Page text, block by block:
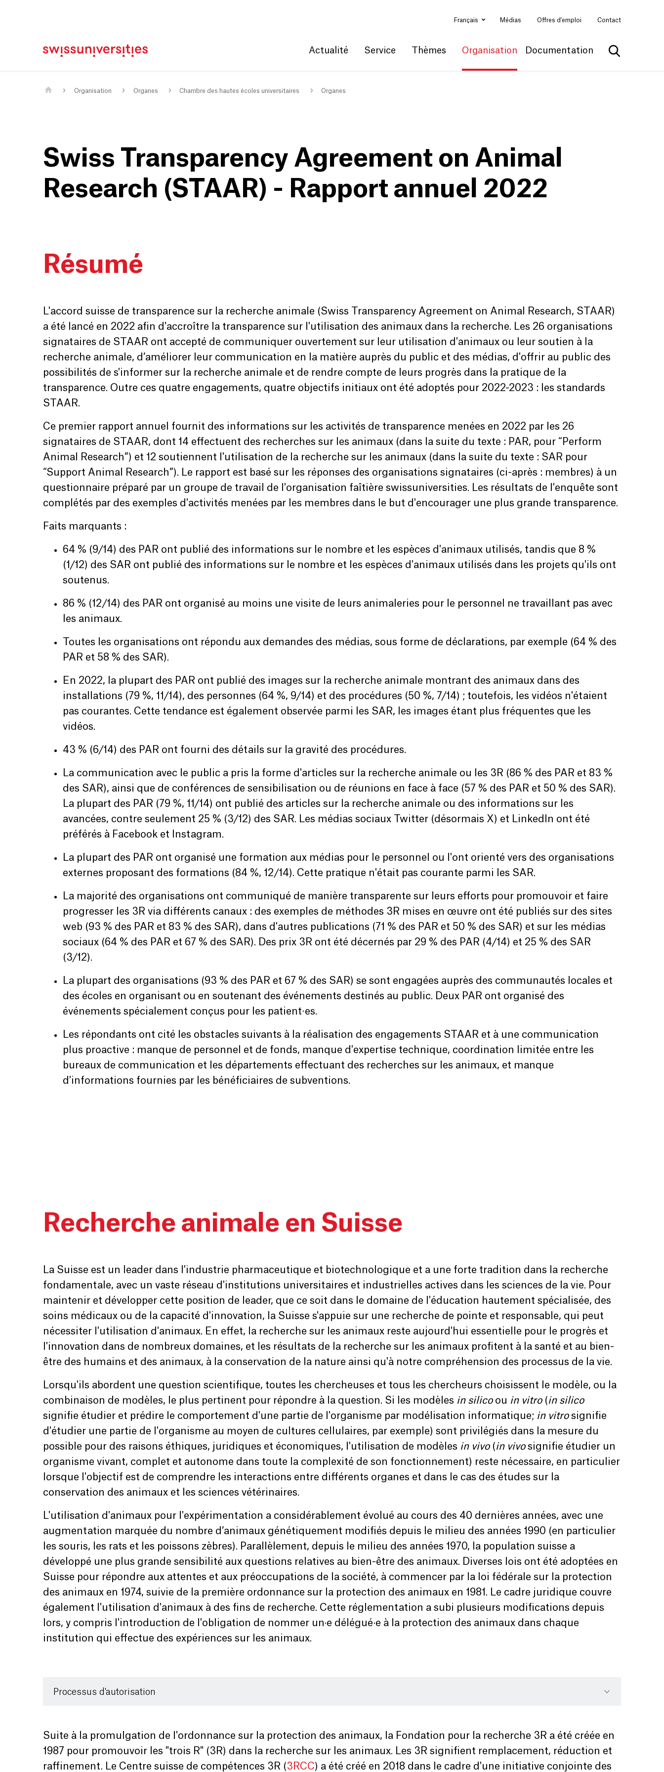
Plan du site
Français Médias Offres d'emploi Contact
Actualité Service Thèmes Organisation Documentation
Afficher la
Organisation Organes Chambre des hautes écoles universitaires Organes
Swiss Transparency Agreement on Animal
Research (STAAR) - Rapport annuel 2022
Résumé
L'accord suisse de transparence sur la recherche animale (Swiss Transparency Agreement on Animal Research, STAAR)
a été lancé en 2022 afin d'accroître la transparence sur l'utilisation des animaux dans la recherche. Les 26 organisations
signataires de STAAR ont accepté de communiquer ouvertement sur leur utilisation d'animaux ou leur soutien à la
recherche animale, d’améliorer leur communication en la matière auprès du public et des médias, d'offrir au public des
possibilités de s'informer sur la recherche animale et de rendre compte de leurs progrès dans la pratique de la
transparence. Outre ces quatre engagements, quatre objectifs initiaux ont été adoptés pour 2022-2023 : les standards
STAAR.
Ce premier rapport annuel fournit des informations sur les activités de transparence menées en 2022 par les 26
signataires de STAAR, dont 14 effectuent des recherches sur les animaux (dans la suite du texte : PAR, pour “Perform
Animal Research”) et 12 soutiennent l'utilisation de la recherche sur les animaux (dans la suite du texte : SAR pour
“Support Animal Research”). Le rapport est basé sur les réponses des organisations signataires (ci-après : membres) à un
questionnaire préparé par un groupe de travail de l'organisation faîtière swissuniversities. Les résultats de l'enquête sont
complétés par des exemples d'activités menées par les membres dans le but d'encourager une plus grande transparence.
Faits marquants :
64 % (9/14) des PAR ont publié des informations sur le nombre et les espèces d'animaux utilisés, tandis que 8 %
(1/12) des SAR ont publié des informations sur le nombre et les espèces d'animaux utilisés dans les projets qu'ils ont
soutenus.
86 % (12/14) des PAR ont organisé au moins une visite de leurs animaleries pour le personnel ne travaillant pas avec
les animaux.
Toutes les organisations ont répondu aux demandes des médias, sous forme de déclarations, par exemple (64 % des
PAR et 58 % des SAR).
En 2022, la plupart des PAR ont publié des images sur la recherche animale montrant des animaux dans des
installations (79 %, 11/14), des personnes (64 %, 9/14) et des procédures (50 %, 7/14) ; toutefois, les vidéos n'étaient
pas courantes. Cette tendance est également observée parmi les SAR, les images étant plus fréquentes que les
vidéos.
43 % (6/14) des PAR ont fourni des détails sur la gravité des procédures.
La communication avec le public a pris la forme d'articles sur la recherche animale ou les 3R (86 % des PAR et 83 %
des SAR), ainsi que de conférences de sensibilisation ou de réunions en face à face (57 % des PAR et 50 % des SAR).
La plupart des PAR (79 %, 11/14) ont publié des articles sur la recherche animale ou des informations sur les
avancées, contre seulement 25 % (3/12) des SAR. Les médias sociaux Twitter (désormais X) et LinkedIn ont été
préférés à Facebook et Instagram.
La plupart des PAR ont organisé une formation aux médias pour le personnel ou l'ont orienté vers des organisations
externes proposant des formations (84 %, 12/14). Cette pratique n'était pas courante parmi les SAR.
La majorité des organisations ont communiqué de manière transparente sur leurs efforts pour promouvoir et faire
progresser les 3R via différents canaux : des exemples de méthodes 3R mises en œuvre ont été publiés sur des sites
web (93 % des PAR et 83 % des SAR), dans d'autres publications (71 % des PAR et 50 % des SAR) et sur les médias
sociaux (64 % des PAR et 67 % des SAR). Des prix 3R ont été décernés par 29 % des PAR (4/14) et 25 % des SAR
(3/12).
La plupart des organisations (93 % des PAR et 67 % des SAR) se sont engagées auprès des communautés locales et
des écoles en organisant ou en soutenant des événements destinés au public. Deux PAR ont organisé des
événements spécialement conçus pour les patient∙es.
Les répondants ont cité les obstacles suivants à la réalisation des engagements STAAR et à une communication
plus proactive : manque de personnel et de fonds, manque d'expertise technique, coordination limitée entre les
bureaux de communication et les départements effectuant des recherches sur les animaux, et manque
d'informations fournies par les bénéficiaires de subventions.
Recherche animale en Suisse
La Suisse est un leader dans l'industrie pharmaceutique et biotechnologique et a une forte tradition dans la recherche
fondamentale, avec un vaste réseau d'institutions universitaires et industrielles actives dans les sciences de la vie. Pour
maintenir et développer cette position de leader, que ce soit dans le domaine de l'éducation hautement spécialisée, des
soins médicaux ou de la capacité d'innovation, la Suisse s'appuie sur une recherche de pointe et responsable, qui peut
nécessiter l'utilisation d'animaux. En effet, la recherche sur les animaux reste aujourd'hui essentielle pour le progrès et
l'innovation dans de nombreux domaines, et les résultats de la recherche sur les animaux profitent à la santé et au bien-
être des humains et des animaux, à la conservation de la nature ainsi qu'à notre compréhension des processus de la vie.
Lorsqu'ils abordent une question scientifique, toutes les chercheuses et tous les chercheurs choisissent le modèle, ou la
combinaison de modèles, le plus pertinent pour répondre à la question. Si les modèles in silico ou in vitro (in silico
signifie étudier et prédire le comportement d'une partie de l'organisme par modélisation informatique; in vitro signifie
d'étudier une partie de l'organisme au moyen de cultures cellulaires, par exemple) sont privilégiés dans la mesure du
possible pour des raisons éthiques, juridiques et économiques, l'utilisation de modèles in vivo (in vivo signifie étudier un
organisme vivant, complet et autonome dans toute la complexité de son fonctionnement) reste nécessaire, en particulier
lorsque l'objectif est de comprendre les interactions entre différents organes et dans le cas des études sur la
conservation des animaux et les sciences vétérinaires.
L'utilisation d'animaux pour l'expérimentation a considérablement évolué au cours des 40 dernières années, avec une
augmentation marquée du nombre d’animaux génétiquement modifiés depuis le milieu des années 1990 (en particulier
les souris, les rats et les poissons zèbres). Parallèlement, depuis le milieu des années 1970, la population suisse a
développé une plus grande sensibilité aux questions relatives au bien-être des animaux. Diverses lois ont été adoptées en
Suisse pour répondre aux attentes et aux préoccupations de la société, à commencer par la loi fédérale sur la protection
des animaux en 1974, suivie de la première ordonnance sur la protection des animaux en 1981. Le cadre juridique couvre
également l'utilisation d'animaux à des fins de recherche. Cette réglementation a subi plusieurs modifications depuis
lors, y compris l'introduction de l'obligation de nommer un·e délégué·e à la protection des animaux dans chaque
institution qui effectue des expériences sur les animaux.
Processus d'autorisation
Suite à la promulgation de l'ordonnance sur la protection des animaux, la Fondation pour la recherche 3R a été créée en
1987 pour promouvoir les "trois R" (3R) dans la recherche sur les animaux. Les 3R signifient remplacement, réduction et
raffinement. Le Centre suisse de compétences 3R (3RCC) a été créé en 2018 dans le cadre d'une initiative conjointe des